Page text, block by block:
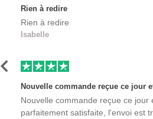
Rien à redire
Rien à redire
Isabelle
Nouvelle commande reçue ce jour
parfaitement satisfaite, l'envoi est
Précédent